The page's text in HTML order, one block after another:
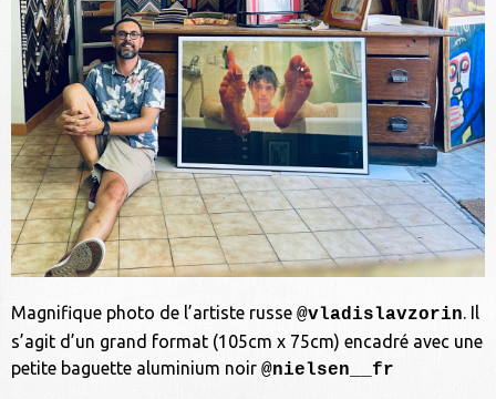
Magnifique photo de l’artiste russe @vladislavzorin. Il
s’agit d’un grand format (105cm x 75cm) encadré avec une
petite baguette aluminium noir @nielsen__fr